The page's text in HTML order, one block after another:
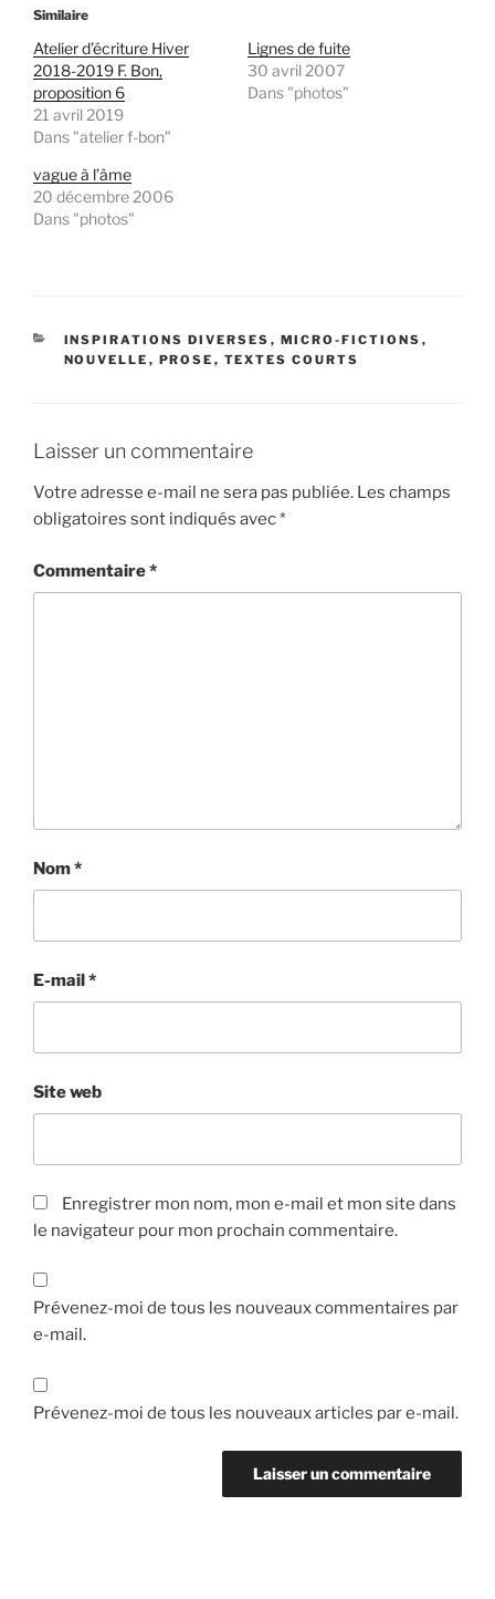
Similaire
Atelier d’écriture Hiver
2018-2019 F. Bon,
proposition 6
21 avril 2019
Dans "atelier f-bon"
Lignes de fuite
30 avril 2007
Dans "photos"
vague à l’âme
20 décembre 2006
Dans "photos"
CATÉGORIES
INSPIRATIONS DIVERSES , MICRO-FICTIONS ,
NOUVELLE , PROSE , TEXTES COURTS
Laisser un commentaire
Votre adresse e-mail ne sera pas publiée. Les champs
obligatoires sont indiqués avec*
Commentaire*
Nom*
E-mail*
Site web
Enregistrer mon nom, mon e-mail et mon site dans
le navigateur pour mon prochain commentaire.
Prévenez-moi de tous les nouveaux commentaires par
e-mail.
Prévenez-moi de tous les nouveaux articles par e-mail.